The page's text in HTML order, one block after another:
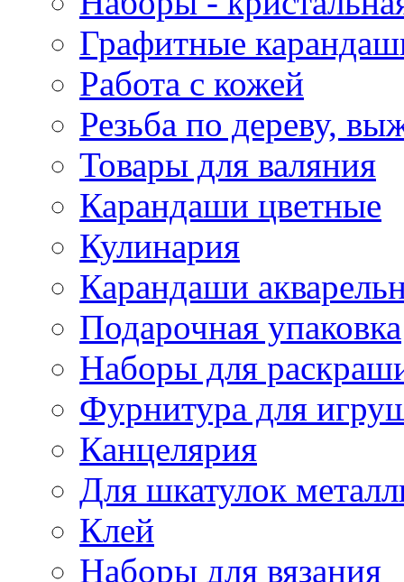
Графитные
Работа с кожей
Резьба по дереву,
Товары для валяния
Карандаши цветные
Кулинария
Карандаши
Подарочная упаковка
Наборы для
Фурнитура для
Канцелярия
Для шкатулок
Клей
Наборы для вязания